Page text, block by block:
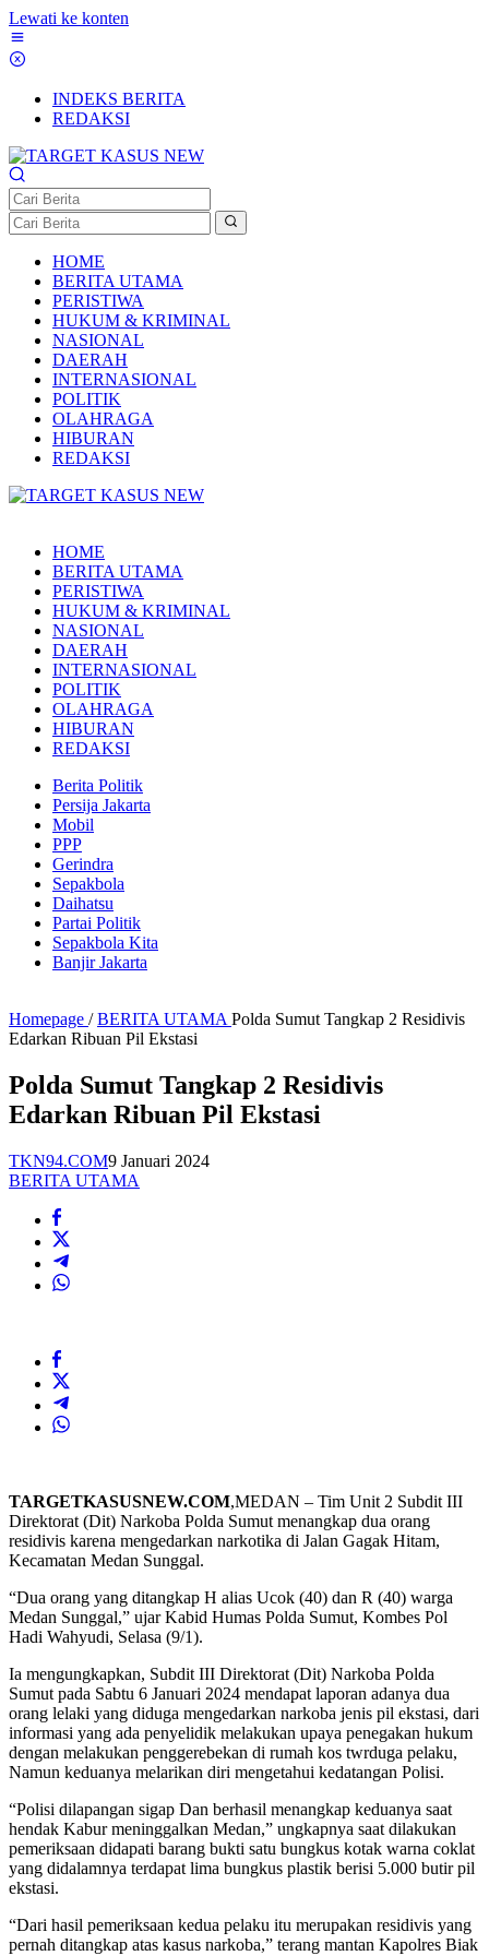
Lewati ke konten
INDEKS BERITA
REDAKSI
HOME
BERITA UTAMA
PERISTIWA
HUKUM & KRIMINAL
NASIONAL
DAERAH
INTERNASIONAL
POLITIK
OLAHRAGA
HIBURAN
REDAKSI
HOME
BERITA UTAMA
PERISTIWA
HUKUM & KRIMINAL
NASIONAL
DAERAH
INTERNASIONAL
POLITIK
OLAHRAGA
HIBURAN
REDAKSI
Berita Politik
Persija Jakarta
Mobil
PPP
Gerindra
Sepakbola
Daihatsu
Partai Politik
Sepakbola Kita
Banjir Jakarta
Homepage / BERITA UTAMA Polda Sumut Tangkap 2 Residivis
Edarkan Ribuan Pil Ekstasi
Polda Sumut Tangkap 2 Residivis
Edarkan Ribuan Pil Ekstasi
TKN94.COM9 Januari 2024
BERITA UTAMA
TARGETKASUSNEW.COM,MEDAN – Tim Unit 2 Subdit III
Direktorat (Dit) Narkoba Polda Sumut menangkap dua orang
residivis karena mengedarkan narkotika di Jalan Gagak Hitam,
Kecamatan Medan Sunggal.
“Dua orang yang ditangkap H alias Ucok (40) dan R (40) warga
Medan Sunggal,” ujar Kabid Humas Polda Sumut, Kombes Pol
Hadi Wahyudi, Selasa (9/1).
Ia mengungkapkan, Subdit III Direktorat (Dit) Narkoba Polda
Sumut pada Sabtu 6 Januari 2024 mendapat laporan adanya dua
orang lelaki yang diduga mengedarkan narkoba jenis pil ekstasi, dari
informasi yang ada penyelidik melakukan upaya penegakan hukum
dengan melakukan penggerebekan di rumah kos twrduga pelaku,
Namun keduanya melarikan diri mengetahui kedatangan Polisi.
“Polisi dilapangan sigap Dan berhasil menangkap keduanya saat
hendak Kabur meninggalkan Medan,” ungkapnya saat dilakukan
pemeriksaan didapati barang bukti satu bungkus kotak warna coklat
yang didalamnya terdapat lima bungkus plastik berisi 5.000 butir pil
ekstasi.
“Dari hasil pemeriksaan kedua pelaku itu merupakan residivis yang
pernah ditangkap atas kasus narkoba,” terang mantan Kapolres Biak